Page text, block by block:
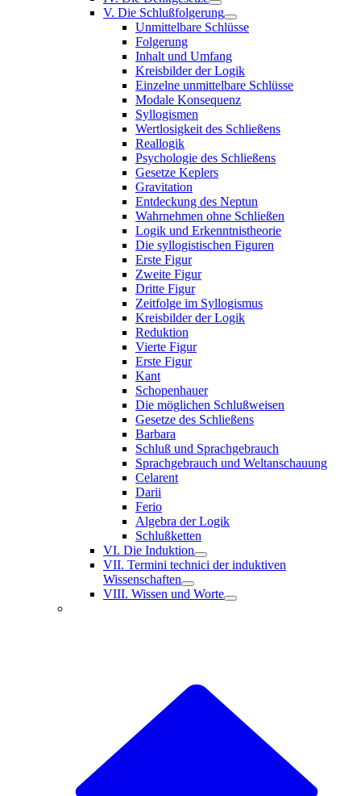
V. Die Schlußfolgerung
Unmittelbare Schlüsse
Folgerung
Inhalt und Umfang
Kreisbilder der Logik
Einzelne unmittelbare Schlüsse
Modale Konsequenz
Syllogismen
Wertlosigkeit des Schließens
Reallogik
Psychologie des Schließens
Gesetze Keplers
Gravitation
Entdeckung des Neptun
Wahrnehmen ohne Schließen
Logik und Erkenntnistheorie
Die syllogistischen Figuren
Erste Figur
Zweite Figur
Dritte Figur
Zeitfolge im Syllogismus
Kreisbilder der Logik
Reduktion
Vierte Figur
Erste Figur
Kant
Schopenhauer
Die möglichen Schlußweisen
Gesetze des Schließens
Barbara
Schluß und Sprachgebrauch
Sprachgebrauch und Weltanschauung
Celarent
Darii
Ferio
Algebra der Logik
Schlußketten
VI. Die Induktion
VII. Termini technici der induktiven
Wissenschaften
VIII. Wissen und Worte